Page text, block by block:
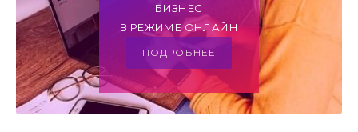
БИЗНЕС
В РЕЖИМЕ ОНЛАЙН
ПОДРОБНЕЕ